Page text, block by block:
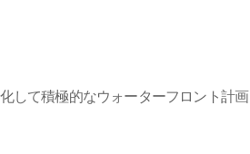
して積極的なウォーターフロント計画